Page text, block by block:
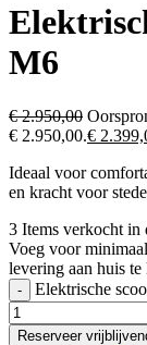
M6
€2.950,00
€ 2.950,00.€
Ideaal voor
en kracht voor
3 Items verkocht in
Voeg voor minimaal
levering aan huis te
Elektrische
Reserveer